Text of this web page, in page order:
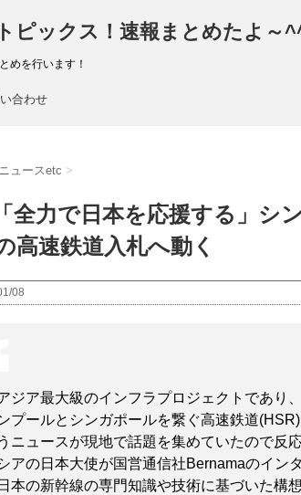
ピックス！速報まとめたよ～
めを行います！
合わせ
ニュースetc >
全力で日本を応援する」シ
高速鉄道入札へ動く
08
ジア最大級のインフラプロジェクトであり
プールとシンガポールを繋ぐ高速鉄道
ニュースが現地で話題を集めていたので反
アの日本大使が国営通信社Bernamaのイン
本の新幹線の専門知識や技術に基づいた構